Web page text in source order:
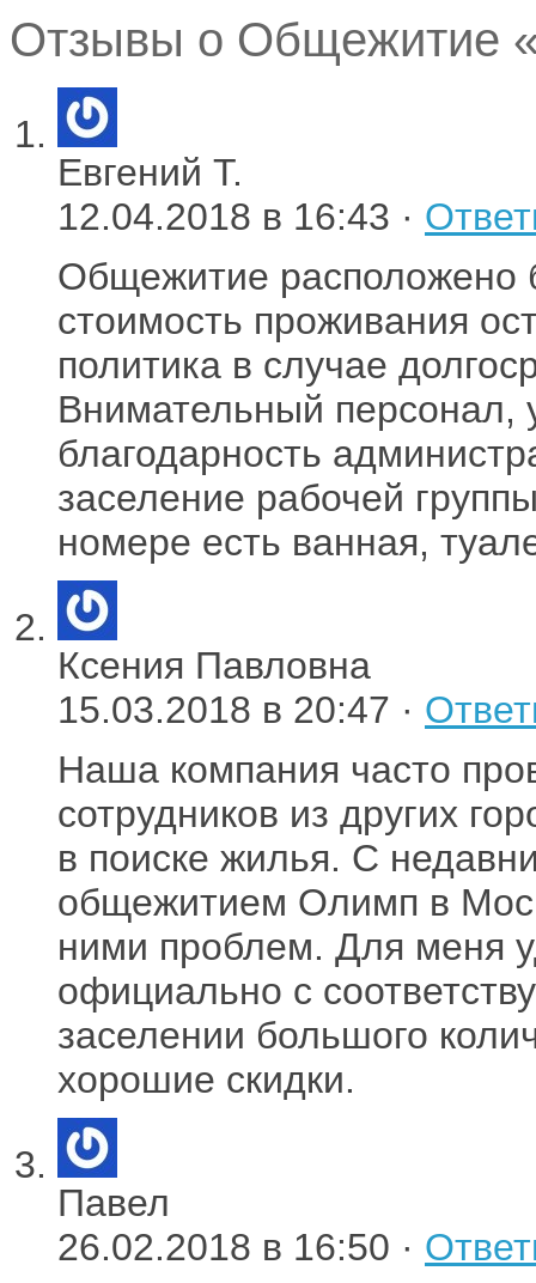
Отзывы о Общежитие
Евгений Т.
12.04.2018 в 16:43 ·
Общежитие расположено
стоимость проживания
политика в случае
Внимательный
благодарность
заселение рабочей
номере есть ванная,
Ксения Павловна
15.03.2018 в 20:47 ·
Наша компания часто
сотрудников из других
в поиске жилья. С
общежитием Олимп в
ними проблем. Для меня
официально с
заселении большого
хорошие скидки.
Павел
26.02.2018 в 16:50 ·